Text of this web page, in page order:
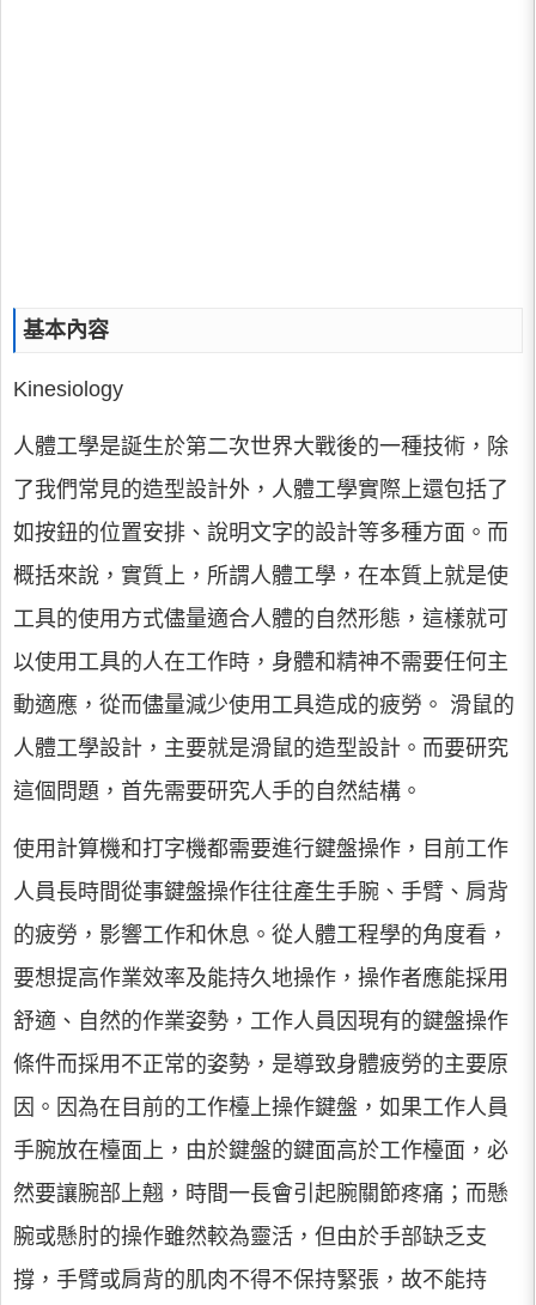
基本內容
Kinesiology
人體工學是誕生於第二次世界大戰後的一種技術，除
了我們常見的造型設計外，人體工學實際上還包括了
如按鈕的位置安排、說明文字的設計等多種方面。而
概括來說，實質上，所謂人體工學，在本質上就是使
工具的使用方式儘量適合人體的自然形態，這樣就可
以使用工具的人在工作時，身體和精神不需要任何主
動適應，從而儘量減少使用工具造成的疲勞。 滑鼠的
人體工學設計，主要就是滑鼠的造型設計。而要研究
這個問題，首先需要研究人手的自然結構。
使用計算機和打字機都需要進行鍵盤操作，目前工作
人員長時間從事鍵盤操作往往產生手腕、手臂、肩背
的疲勞，影響工作和休息。從人體工程學的角度看，
要想提高作業效率及能持久地操作，操作者應能採用
舒適、自然的作業姿勢，工作人員因現有的鍵盤操作
條件而採用不正常的姿勢，是導致身體疲勞的主要原
因。因為在目前的工作檯上操作鍵盤，如果工作人員
手腕放在檯面上，由於鍵盤的鍵面高於工作檯面，必
然要讓腕部上翹，時間一長會引起腕關節疼痛；而懸
腕或懸肘的操作雖然較為靈活，但由於手部缺乏支
撐，手臂或肩背的肌肉不得不保持緊張，故不能持